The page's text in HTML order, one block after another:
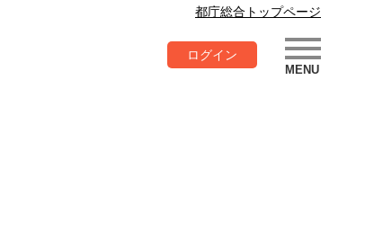
都庁総合トップページ
ログイン